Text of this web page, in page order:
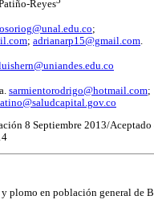
Reyes
;
; adrianarp15@gmail.com.
sarmientorodrigo@hotmail.com;
8 Septiembre 2013/Aceptado
plomo en población general de